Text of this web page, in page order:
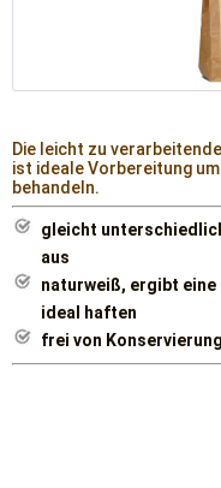
Die leicht zu
ist ideale Vorbereitung
behandeln.
gleicht
aus
naturweiß, ergibt eine
ideal haften
frei von